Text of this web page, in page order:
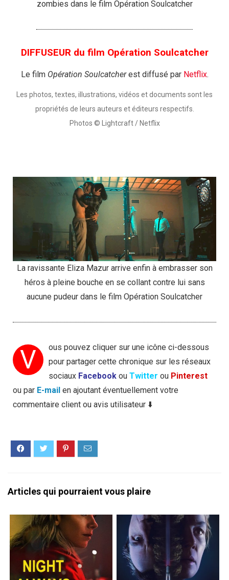
zombies dans le film Opération Soulcatcher
DIFFUSEUR du film Opération Soulcatcher
Le film Opération Soulcatcherest diffusé par Netflix.
Les photos, textes, illustrations, vidéos et documents sont les
propriétés de leurs auteurs et éditeurs respectifs.
Photos © Lightcraft / Netflix
La ravissante Eliza Mazur arrive enfin à embrasser son
héros à pleine bouche en se collant contre lui sans
aucune pudeur dans le film Opération Soulcatcher
V
ous pouvez cliquer sur une icône ci-dessous
pour partager cette chronique sur les réseaux
sociaux Facebook ou Twitter ou Pinterest
ou par E-mail en ajoutant éventuellement votre
commentaire client ou avis utilisateur ⬇️
Articles qui pourraient vous plaire